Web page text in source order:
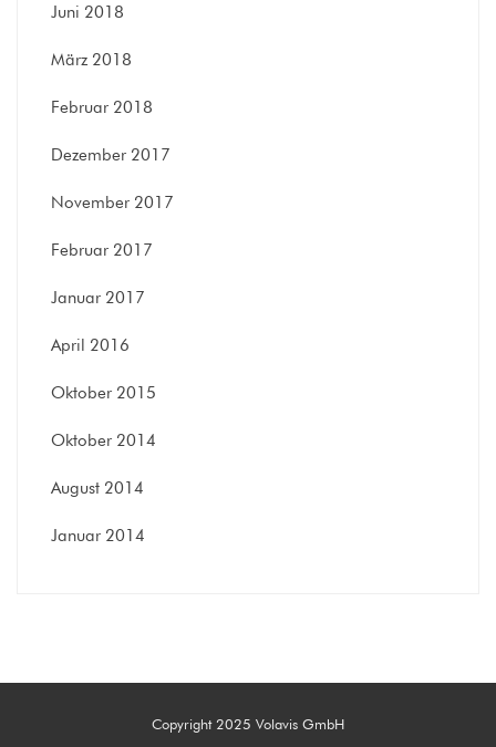
Juni 2018
März 2018
Februar 2018
Dezember 2017
November 2017
Februar 2017
Januar 2017
April 2016
Oktober 2015
Oktober 2014
August 2014
Januar 2014
Copyright 2025 Volavis GmbH